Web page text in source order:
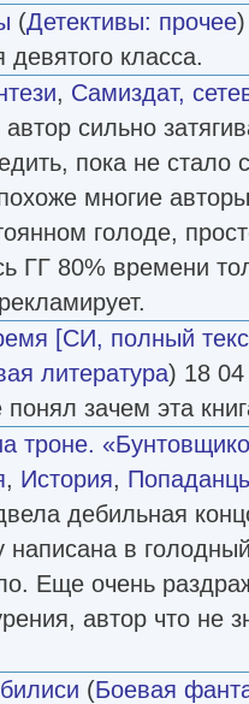
(Детективы: прочее
класса.
, Самиздат,
сильно
пока не стало
многие
голоде,
ГГ 80% времени
[СИ, полный
литература) 18 04
зачем эта
троне.
, История,
дебильная
в
Еще очень
автор что не
(Боевая